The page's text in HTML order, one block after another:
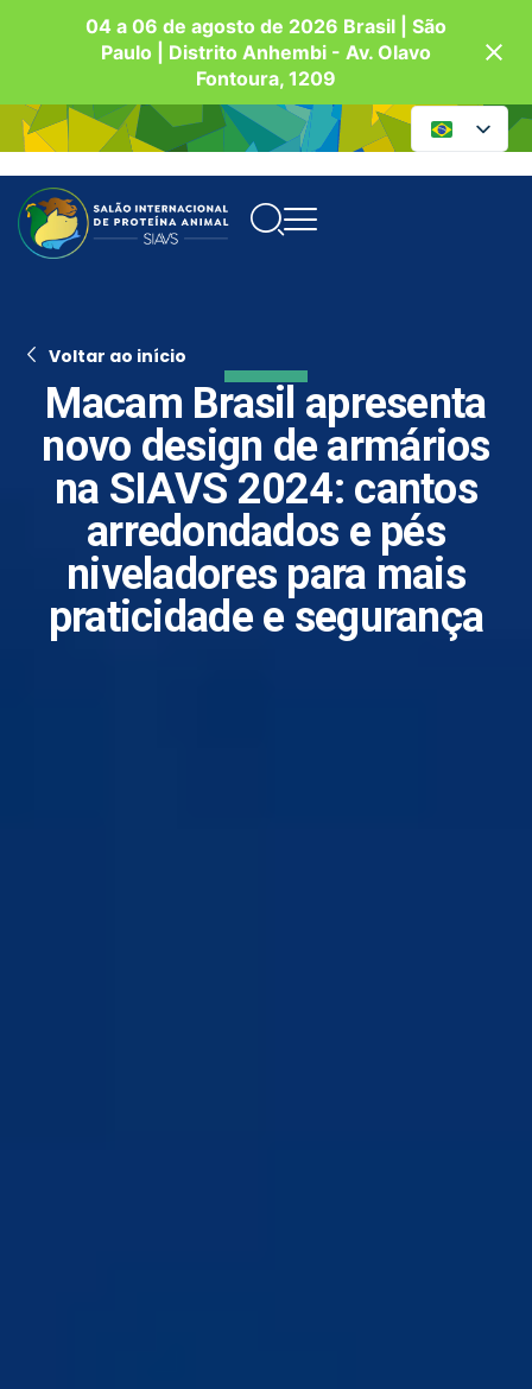
04 a 06 de agosto de 2026 Brasil | São
Paulo | Distrito Anhembi - Av. Olavo
Fontoura, 1209
Voltar ao início
Macam Brasil apresenta
novo design de armários
na SIAVS 2024: cantos
arredondados e pés
niveladores para mais
praticidade e segurança